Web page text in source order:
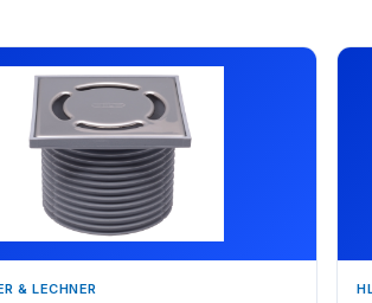
& LECHNER